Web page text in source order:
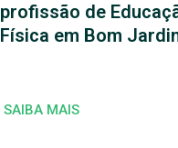
profissão de
Física em Bom
SAIBA MAIS